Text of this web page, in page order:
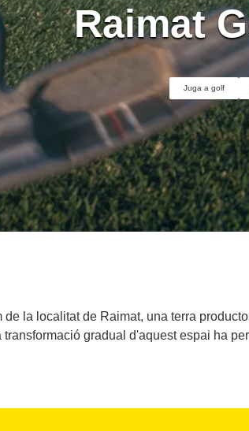
Raimat
Juga a golf
la localitat de Raimat, una terra
transformació gradual d'aquest espai ha